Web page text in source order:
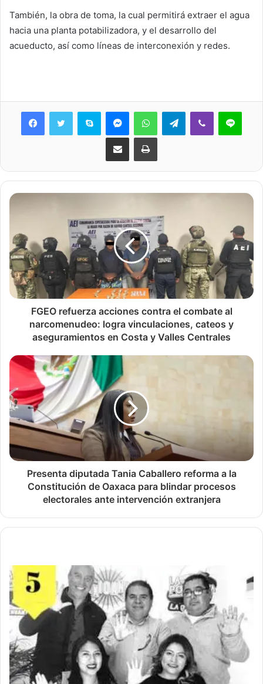
También, la obra de toma, la cual permitirá extraer el agua
hacia una planta potabilizadora, y el desarrollo del
acueducto, así como líneas de interconexión y redes.
Skype MessengerWhatsAppTelegramViber Line
Share via Email Print
FGEO refuerza acciones contra el combate al
narcomenudeo: logra vinculaciones, cateos y
aseguramientos en Costa y Valles Centrales
Presenta diputada Tania Caballero reforma a la
Constitución de Oaxaca para blindar procesos
electorales ante intervención extranjera